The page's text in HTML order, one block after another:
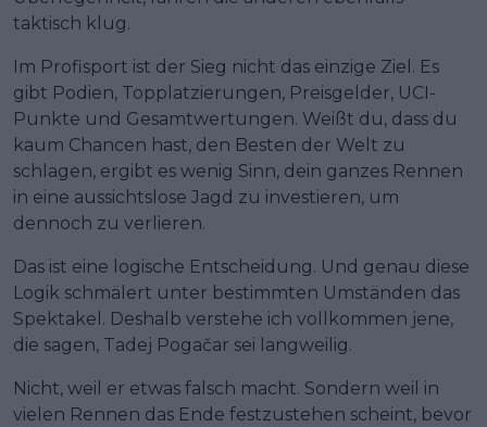
taktisch klug.
Im Profisport ist der Sieg nicht das einzige Ziel. Es
gibt Podien, Topplatzierungen, Preisgelder, UCI-
Punkte und Gesamtwertungen. Weißt du, dass du
kaum Chancen hast, den Besten der Welt zu
schlagen, ergibt es wenig Sinn, dein ganzes Rennen
in eine aussichtslose Jagd zu investieren, um
dennoch zu verlieren.
Das ist eine logische Entscheidung. Und genau diese
Logik schmälert unter bestimmten Umständen das
Spektakel. Deshalb verstehe ich vollkommen jene,
die sagen, Tadej Pogačar sei langweilig.
Nicht, weil er etwas falsch macht. Sondern weil in
vielen Rennen das Ende festzustehen scheint, bevor